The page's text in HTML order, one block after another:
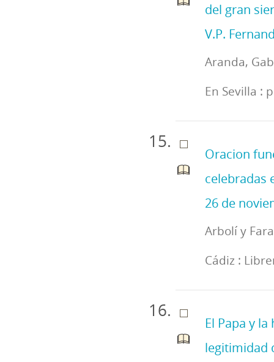
del gran
V.P.
Aranda,
En Sevilla :
Oracion
celebradas
26 de
Arbolí y
Cádiz :
El Papa y
legitimidad